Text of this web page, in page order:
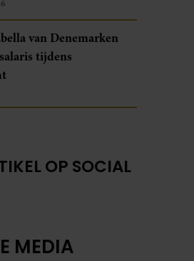
van Denemarken
tijdens
OP SOCIAL
MEDIA